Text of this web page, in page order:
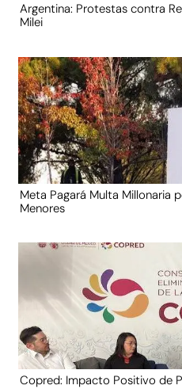
Argentina: Protestas contra
Milei
Meta Pagará Multa Millonaria
Menores
Copred: Impacto Positivo de